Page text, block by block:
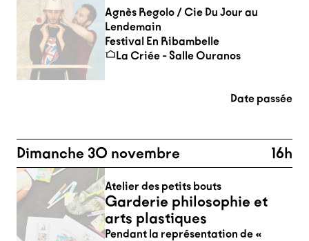
Agnès Regolo / Cie Du Jour au
Lendemain
Festival En Ribambelle
La Criée - Salle Ouranos
Date passée
Dimanche 30 novembre 16h
Atelier des petits bouts
Garderie philosophie et
arts plastiques
Pendant la représentation de «